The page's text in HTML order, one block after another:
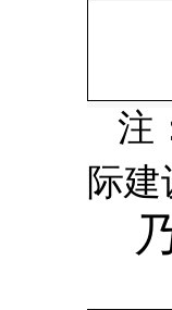
注
际建